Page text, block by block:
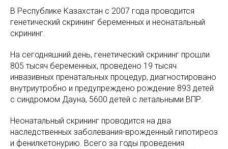
В Республике Казахстан с 2007 года проводится
генетический скрининг беременных и неонатальный
скрининг.
На сегодняшний день, генетический скрининг прошли
805 тысяч беременных, проведено 19 тысяч
инвазивных пренатальных процедур, диагностировано
внутриутробно и предупреждено рождение 893 детей
с синдромом Дауна, 5600 детей с летальными ВПР.
Неонатальный скрининг проводится на два
наследственных заболевания-врожденный гипотиреоз
и фенилкетонурию. Всего за годы проведения